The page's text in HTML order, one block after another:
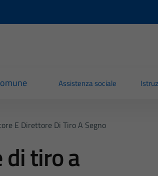
Assistenza sociale
E Direttore Di Tiro A Segno
tiro a